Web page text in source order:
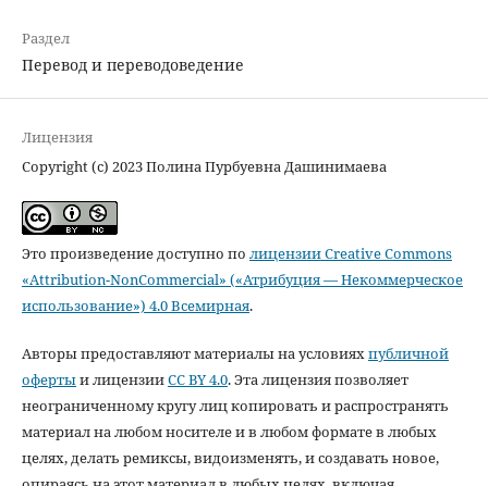
Раздел
Перевод и переводоведение
Лицензия
Copyright (c) 2023 Полина Пурбуевна Дашинимаева
Это произведение доступно по лицензии Creative Commons
«Attribution-NonCommercial» («Атрибуция — Некоммерческое
использование») 4.0 Всемирная.
Авторы предоставляют материалы на условияхпубличной
офертыи лицензииCC BY 4.0. Эта лицензия позволяет
неограниченному кругу лиц копировать и распространять
материал на любом носителе и в любом формате в любых
целях, делать ремиксы, видоизменять, и создавать новое,